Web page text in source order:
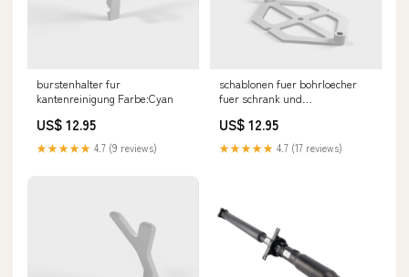
burstenhalter fur
kantenreinigung Farbe:Cyan
US$ 12.95
★★★★★ 4.7 (9 reviews)
schablonen fuer bohrloecher
fuer schrank und
US$ 12.95
★★★★★ 4.7 (17 reviews)